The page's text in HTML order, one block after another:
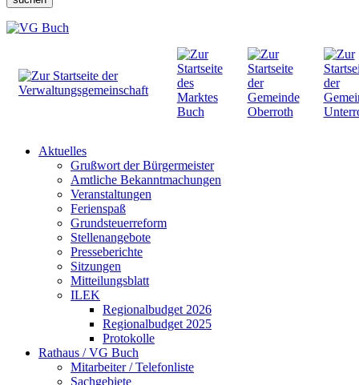
Aktuelles
Grußwort der Bürgermeister
Amtliche Bekanntmachungen
Veranstaltungen
Ferienspaß
Grundsteuerreform
Stellenangebote
Presseberichte
Sitzungen
Mitteilungsblatt
ILEK
Regionalbudget 2026
Regionalbudget 2025
Protokolle
Rathaus / VG Buch
Mitarbeiter / Telefonliste
Sachgebiete